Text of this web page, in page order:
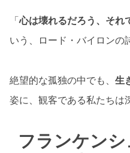
「心は壊れるだろう、それ
いう、ロード・バイロンの
絶望的な孤独の中でも、 生
姿に、観客である私たちは
フランケン